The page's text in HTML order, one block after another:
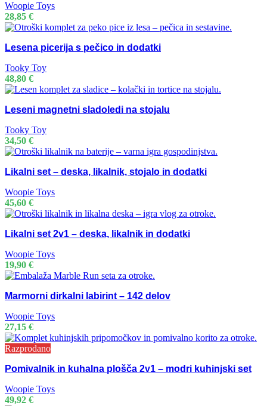
Woopie Toys
28,85 €
Lesena picerija s pečico in dodatki
Tooky Toy
48,80 €
Leseni magnetni sladoledi na stojalu
Tooky Toy
34,50 €
Likalni set – deska, likalnik, stojalo in dodatki
Woopie Toys
45,60 €
Likalni set 2v1 – deska, likalnik in dodatki
Woopie Toys
19,90 €
Marmorni dirkalni labirint – 142 delov
Woopie Toys
27,15 €
Razprodano
Pomivalnik in kuhalna plošča 2v1 – modri kuhinjski set
Woopie Toys
49,92 €